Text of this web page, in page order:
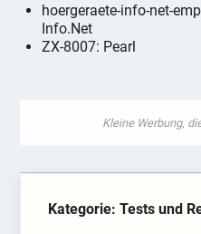
hoergeraete-info-net-
Info.Net
ZX-8007: Pearl
Kategorie: Tests und